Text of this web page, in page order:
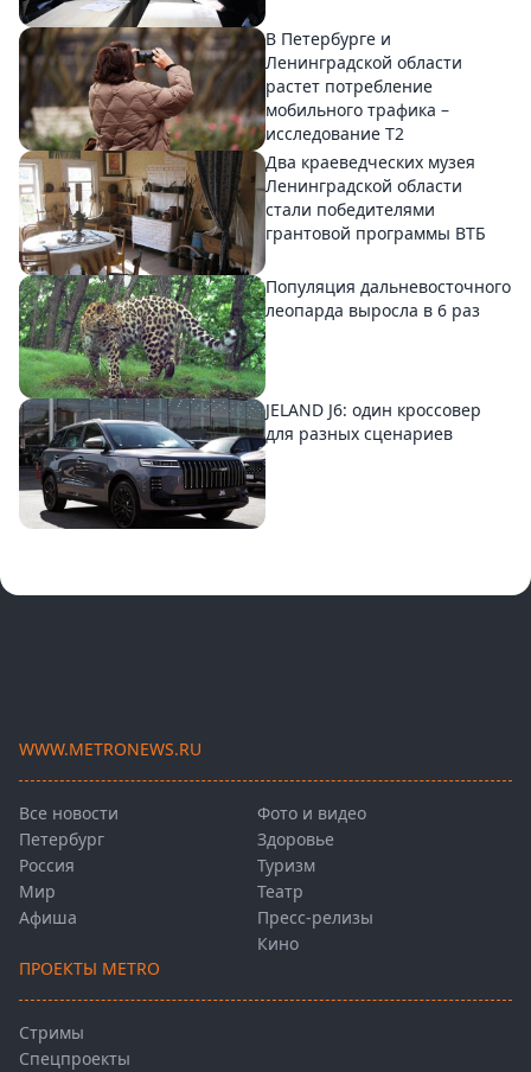
В Петербурге и
Ленинградской области
растет потребление
мобильного трафика –
исследование T2
Два краеведческих музея
Ленинградской области
стали победителями
грантовой программы ВТБ
Популяция дальневосточного
леопарда выросла в 6 раз
JELAND J6: один кроссовер
для разных сценариев
WWW.METRONEWS.RU
Все новости
Петербург
Россия
Мир
Афиша
Фото и видео
Здоровье
Туризм
Театр
Пресс-релизы
Кино
ПРОЕКТЫ METRO
Стримы
Спецпроекты